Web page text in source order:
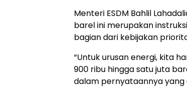
Menteri ESDM Bahlil
barel ini merupakan
bagian dari kebijakan
“Untuk urusan energi, kita
900 ribu hingga satu juta
dalam pernyataannya yang